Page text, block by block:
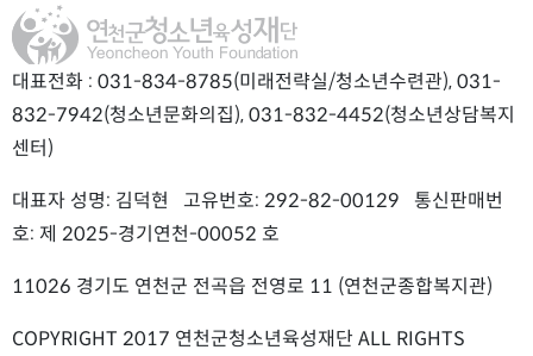
대표전화 : 031-834-8785(미래전략실/청소년수련관), 031-
832-7942(청소년문화의집), 031-832-4452(청소년상담복지
센터)
대표자 성명: 김덕현 고유번호: 292-82-00129 통신판매번
호: 제 2025-경기연천-00052 호
11026 경기도 연천군 전곡읍 전영로 11 (연천군종합복지관)
COPYRIGHT 2017 연천군청소년육성재단 ALL RIGHTS